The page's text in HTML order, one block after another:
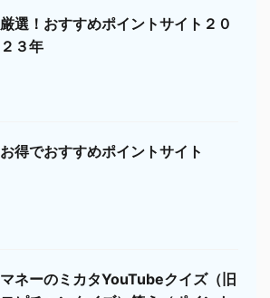
厳選！おすすめポイントサイト２０
２３年
お得でおすすめポイントサイト
マネーのミカタYouTubeクイズ（旧